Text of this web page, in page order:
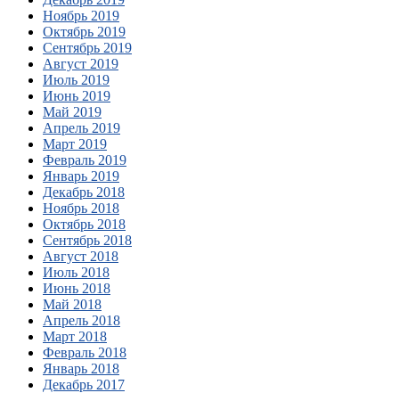
Ноябрь 2019
Октябрь 2019
Сентябрь 2019
Август 2019
Июль 2019
Июнь 2019
Май 2019
Апрель 2019
Март 2019
Февраль 2019
Январь 2019
Декабрь 2018
Ноябрь 2018
Октябрь 2018
Сентябрь 2018
Август 2018
Июль 2018
Июнь 2018
Май 2018
Апрель 2018
Март 2018
Февраль 2018
Январь 2018
Декабрь 2017